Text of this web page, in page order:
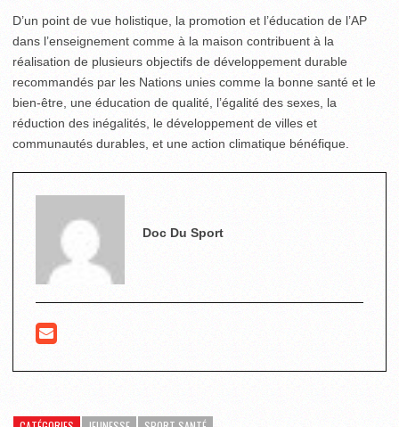
D’un point de vue holistique, la promotion et l’éducation de l’AP
dans l’enseignement comme à la maison contribuent à la
réalisation de plusieurs objectifs de développement durable
recommandés par les Nations unies comme la bonne santé et le
bien-être, une éducation de qualité, l’égalité des sexes, la
réduction des inégalités, le développement de villes et
communautés durables, et une action climatique bénéfique.
Doc Du Sport